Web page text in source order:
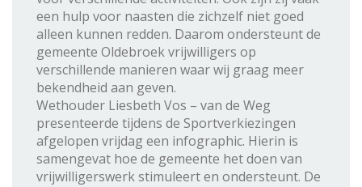
een hulp voor naasten die zichzelf niet goed
alleen kunnen redden. Daarom ondersteunt de
gemeente Oldebroek vrijwilligers op
verschillende manieren waar wij graag meer
bekendheid aan geven.
Wethouder Liesbeth Vos – van de Weg
presenteerde tijdens de Sportverkiezingen
afgelopen vrijdag een infographic. Hierin is
samengevat hoe de gemeente het doen van
vrijwilligerswerk stimuleert en ondersteunt. De